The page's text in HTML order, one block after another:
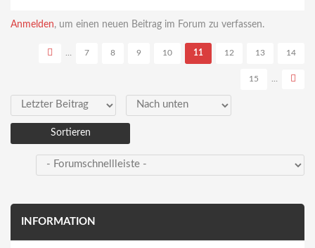
Anmelden, um einen neuen Beitrag im Forum zu verfassen.
Seiten
7 8 9 10 11 12 13 14
15
Sortieren nach Sortieren
INFORMATION